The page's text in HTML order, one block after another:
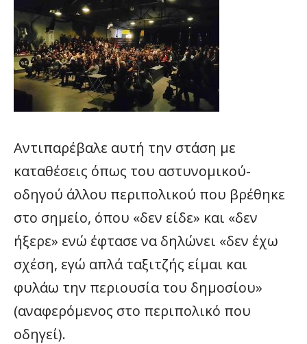
Αντιπαρέβαλε αυτή την στάση με
καταθέσεις όπως του αστυνομικού-
οδηγού άλλου περιπολικού που βρέθηκε
στο σημείο, όπου «δεν είδε» και «δεν
ήξερε» ενώ έφτασε να δηλώνει «δεν έχω
σχέση, εγώ απλά ταξιτζής είμαι και
φυλάω την περιουσία του δημοσίου»
(αναφερόμενος στο περιπολικό που
οδηγεί).